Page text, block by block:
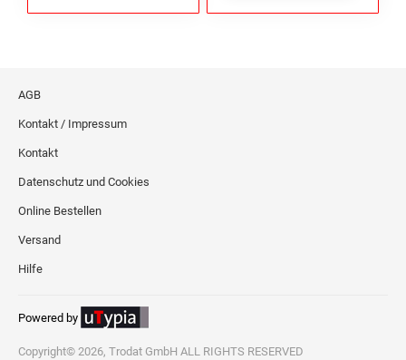
AGB
Kontakt / Impressum
Kontakt
Datenschutz und Cookies
Online Bestellen
Versand
Hilfe
Powered by
Copyright© 2026, Trodat GmbH ALL RIGHTS RESERVED